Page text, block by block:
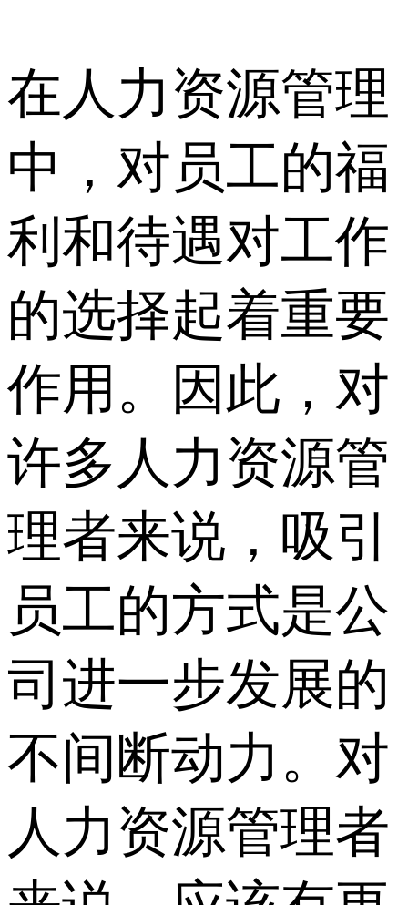
在人力资源管理
中，对员工的福
利和待遇对工作
的选择起着重要
作用。因此，对
许多人力资源管
理者来说，吸引
员工的方式是公
司进一步发展的
不间断动力。对
人力资源管理者